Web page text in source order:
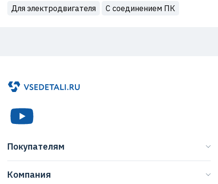
Для электродвигателя
С соединением ПК
Бренды
Покупателям
Компания